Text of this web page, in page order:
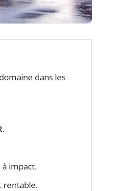
dans les
.
impact.
rentable.